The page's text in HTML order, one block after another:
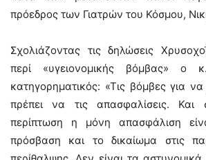
πρόεδρος των Γιατρών του Κόσμου,
Σχολιάζοντας τις δηλώσεις
περί «υγειονομικής βόμβας» ο
κατηγορηματικός: «Τις βόμβες για
πρέπει να τις απασφαλίσεις. Και
περίπτωση η μόνη απασφάλιση
πρόσβαση και το δικαίωμα στις